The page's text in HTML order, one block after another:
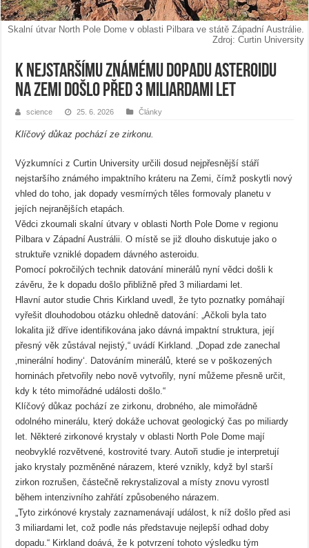
Skalní útvar North Pole Dome v oblasti Pilbara ve státě Západní Austrálie.
Zdroj: Curtin University
K nejstaršímu známému dopadu asteroidu
na Zemi došlo před 3 miliardami let
science 25. 6. 2026 Články
Klíčový důkaz pochází ze zirkonu.
Výzkumníci z Curtin University určili dosud nejpřesnější stáří
nejstaršího známého impaktního kráteru na Zemi, čímž poskytli nový
vhled do toho, jak dopady vesmírných těles formovaly planetu v
jejích nejranějších etapách.
Vědci zkoumali skalní útvary v oblasti North Pole Dome v regionu
Pilbara v Západní Austrálii. O místě se již dlouho diskutuje jako o
struktuře vzniklé dopadem dávného asteroidu.
Pomocí pokročilých technik datování minerálů nyní vědci došli k
závěru, že k dopadu došlo přibližně před 3 miliardami let.
Hlavní autor studie Chris Kirkland uvedl, že tyto poznatky pomáhají
vyřešit dlouhodobou otázku ohledně datování: „Ačkoli byla tato
lokalita již dříve identifikována jako dávná impaktní struktura, její
přesný věk zůstával nejistý,“ uvádí Kirkland. „Dopad zde zanechal
‚minerální hodiny‘. Datováním minerálů, které se v poškozených
horninách přetvořily nebo nově vytvořily, nyní můžeme přesně určit,
kdy k této mimořádné události došlo.“
Klíčový důkaz pochází ze zirkonu, drobného, ale mimořádně
odolného minerálu, který dokáže uchovat geologický čas po miliardy
let. Některé zirkonové krystaly v oblasti North Pole Dome mají
neobvyklé rozvětvené, kostrovité tvary. Autoři studie je interpretují
jako krystaly pozměněné nárazem, které vznikly, když byl starší
zirkon rozrušen, částečně rekrystalizoval a místy znovu vyrostl
během intenzivního zahřátí způsobeného nárazem.
„Tyto zirkónové krystaly zaznamenávají událost, k níž došlo před asi
3 miliardami let, což podle nás představuje nejlepší odhad doby
dopadu.“ Kirkland doává, že k potvrzení tohoto výsledku tým